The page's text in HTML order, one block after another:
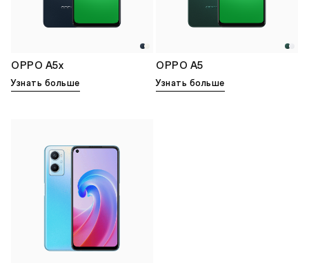
OPPO A5x
Узнать больше
OPPO A5
Узнать больше